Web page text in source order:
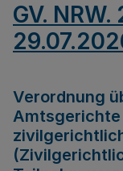
GV.
Verordnung
Amtsgerichte